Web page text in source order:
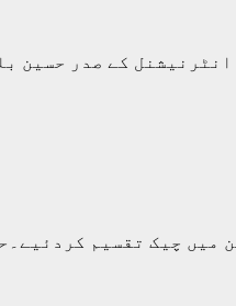
کے صدر حسین
میں چیک تقسیم